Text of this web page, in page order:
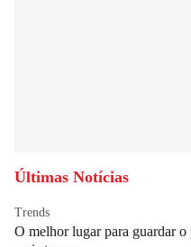
Últimas Notícias
Trends
O melhor lugar para guardar